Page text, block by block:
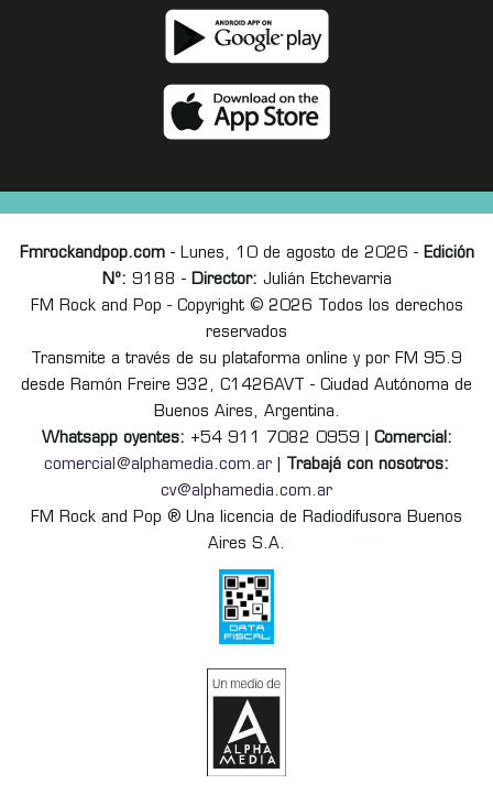
Fmrockandpop.com- Lunes, 10 de agosto de 2026 - Edición
Nº: 9188 - Director: Julián Etchevarria
FM Rock and Pop - Copyright © 2026 Todos los derechos
reservados
Transmite a través de su plataforma online y por FM 95.9
desde Ramón Freire 932, C1426AVT - Ciudad Autónoma de
Buenos Aires, Argentina.
Whatsapp oyentes: +54 911 7082 0959 | Comercial:
comercial@alphamedia.com.ar
Trabajá con nosotros:
cv@alphamedia.com.ar
FM Rock and Pop ® Una licencia de Radiodifusora Buenos
Aires S.A.